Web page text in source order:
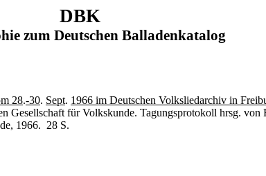
DBK
zum Deutschen Balladenkatalog
28.-30. Sept. 1966 im Deutschen Volksliedarchiv in
Gesellschaft für Volkskunde. Tagungsprotokoll hrsg.
1966. 28 S.